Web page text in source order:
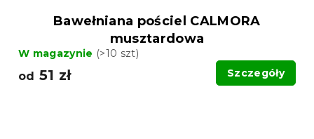
Bawełniana pościel CALMORA
musztardowa
W magazynie (>10 szt)
od 51 zł Szczegóły